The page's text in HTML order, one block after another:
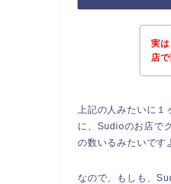
実
店
上記の人みたいに
に、Sudioのお店で
の数いるみたいです
なので、もしも、